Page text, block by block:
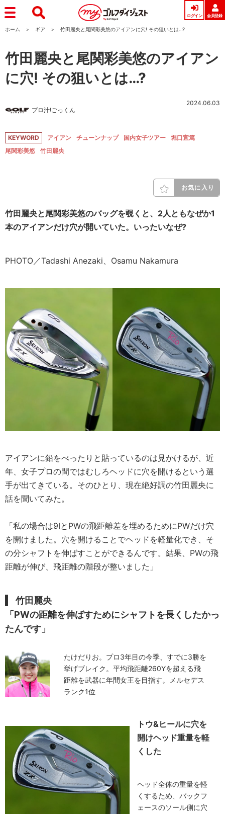
ログイン 会員登録
ホーム ギア 竹田麗央と尾関彩美悠のアイアンに穴! その狙いとは…?
竹田麗央と尾関彩美悠のアイアン
に穴! その狙いとは…?
プロ汁!ごっくん
2024.06.03
KEYWORD アイアン チューンナップ 国内女子ツアー
堀口宜篤
尾関彩美悠
竹田麗央
お気に入り
竹田麗央と尾関彩美悠のバッグを覗くと、2人ともなぜか1
本のアイアンだけ穴が開いていた。いったいなぜ?
PHOTO／Tadashi Anezaki、Osamu Nakamura
アイアンに鉛をべったりと貼っているのは見かけるが、近
年、女子プロの間ではむしろヘッドに穴を開けるという選
手が出てきている。そのひとり、現在絶好調の竹田麗央に
話を聞いてみた。
「私の場合は9IとPWの飛距離差を埋めるためにPWだけ穴
を開けました。穴を開けることでヘッドを軽量化でき、そ
の分シャフトを伸ばすことができるんです。結果、PWの飛
距離が伸び、飛距離の階段が整いました」
竹田麗央
「PWの距離を伸ばすためにシャフトを長くしたかっ
たんです」
たけだりお。プロ3年目の今季、すでに3勝を
挙げブレイク。平均飛距離260Yを超える飛
距離を武器に年間女王を目指す。メルセデス
ランク1位
トウ&ヒールに穴を
開けヘッド重量を軽
くした
ヘッド全体の重量を軽
くするため、バックフ
ェースのソール側に穴